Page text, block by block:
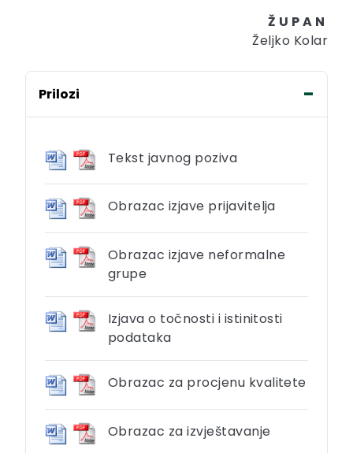
Ž U P A N
Željko Kolar
Prilozi
Tekst javnog poziva
Obrazac izjave prijavitelja
Obrazac izjave neformalne
grupe
Izjava o točnosti i istinitosti
podataka
Obrazac za procjenu kvalitete
Obrazac za izvještavanje